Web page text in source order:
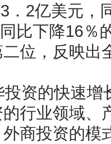
．2亿美元，
比下降16％
位，反映出
资的快速增
行业领域、
商投资的模